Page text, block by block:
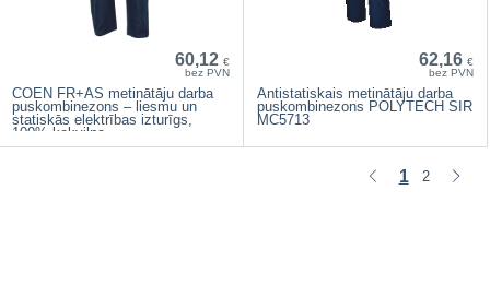
60,12 €
bez PVN
COEN FR+AS metinātāju darba
puskombinezons – liesmu un
statiskās elektrības izturīgs,
100% kokvilna
62,16 €
bez PVN
Antistatiskais metinātāju darba
puskombinezons POLYTECH SIR
MC5713
1 2